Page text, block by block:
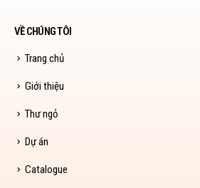
VỀ CHÚNG TÔI
Trang chủ
Giới thiệu
Thư ngỏ
Dự án
Catalogue